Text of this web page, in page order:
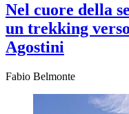
Nel cuore della
un trekking
Agostini
Fabio Belmonte